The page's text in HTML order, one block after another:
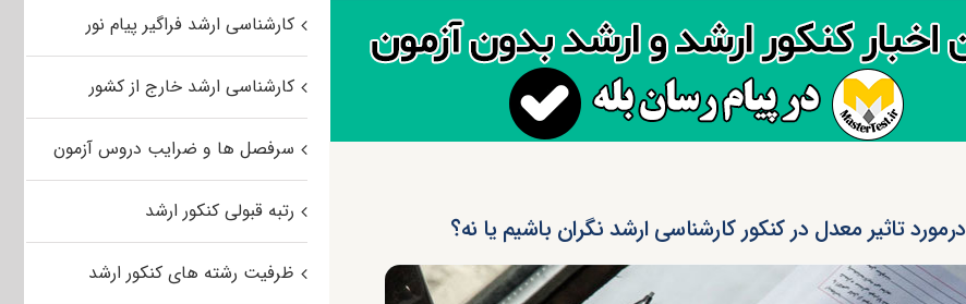
درمورد تاثیر معدل در کنکور کارشناسی ارشد نگران باشیم یا نه؟
کارشناسی ارشد فراگیر پیام نور
کارشناسی ارشد خارج از کشور
سرفصل ها و ضرایب دروس آزمون
رتبه قبولی کنکور ارشد
ظرفیت رشته های کنکور ارشد